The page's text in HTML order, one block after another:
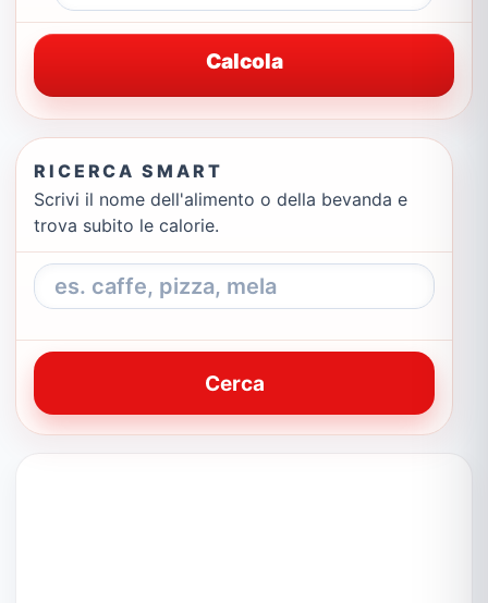
Calcola
RICERCA SMART
Scrivi il nome dell'alimento o della bevanda e
trova subito le calorie.
Cerca